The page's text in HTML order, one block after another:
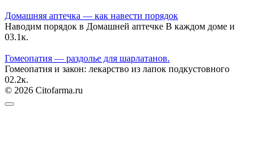
Домашняя аптечка — как навести порядок
Наводим порядок в Домашней аптечке В каждом доме и
03.1к.
Гомеопатия — раздолье для шарлатанов.
Гомеопатия и закон: лекарство из лапок подкустовного
02.2к.
© 2026 Citofarma.ru